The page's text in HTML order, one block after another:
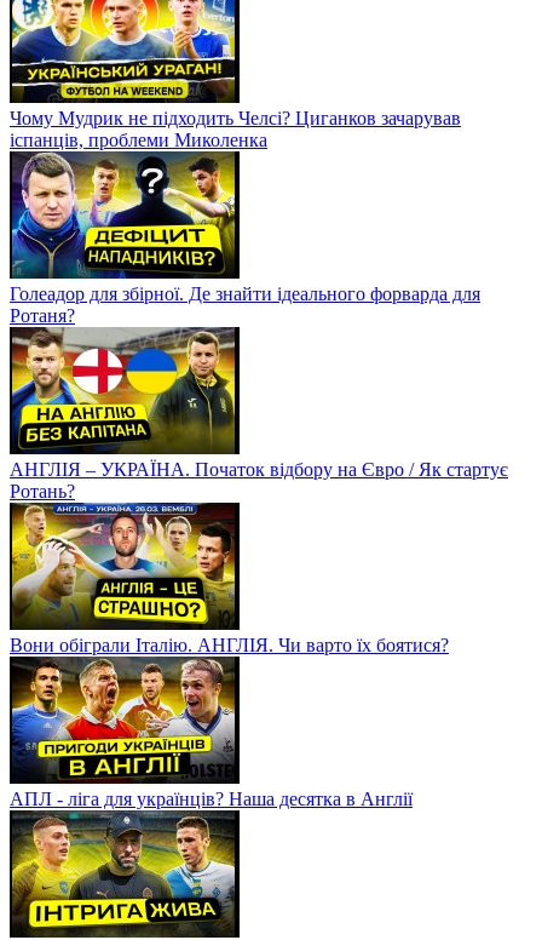
Чому Мудрик не підходить Челсі? Циганков зачарував
іспанців, проблеми Миколенка
Голеадор для збірної. Де знайти ідеального форварда для
Ротаня?
АНГЛІЯ – УКРАЇНА. Початок відбору на Євро / Як стартує
Ротань?
Вони обіграли Італію. АНГЛІЯ. Чи варто їх боятися?
АПЛ - ліга для українців? Наша десятка в Англії